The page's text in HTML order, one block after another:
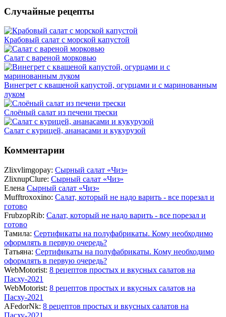
Случайные рецепты
Крабовый салат с морской капустой
Салат с вареной морковью
Винегрет с квашеной капустой, огурцами и с маринованным
луком
Слоёный салат из печени трески
Салат с курицей, ананасами и кукурузой
Комментарии
Zlixvlimgopay: Сырный салат «Чиз»
ZlixnupClure: Сырный салат «Чиз»
Елена Сырный салат «Чиз»
Mufftroxoxino: Салат, который не надо варить - все порезал и
готово
FrubzopRib: Салат, который не надо варить - все порезал и
готово
Тамила: Сертификаты на полуфабрикаты. Кому необходимо
оформлять в первую очередь?
Татьяна: Сертификаты на полуфабрикаты. Кому необходимо
оформлять в первую очередь?
WebMotorist: 8 рецептов простых и вкусных салатов на
Пасху-2021
WebMotorist: 8 рецептов простых и вкусных салатов на
Пасху-2021
AFedorNk: 8 рецептов простых и вкусных салатов на
Пасху-2021